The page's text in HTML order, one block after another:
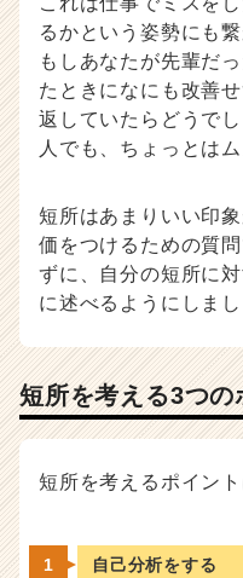
るかという姿勢にも繋
もしあなたが先輩だ
たときになにも改善
返していたらどうで
人でも、ちょっとは
短所はあまりいい印
価をつけるための質
ずに、自分の短所に
に述べるようにしまし
短所を考える3つの
短所を考えるポイン
自己分析をする